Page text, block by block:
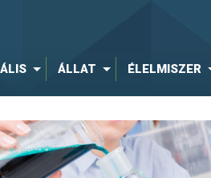
ÁLLAT ÉLELMISZER